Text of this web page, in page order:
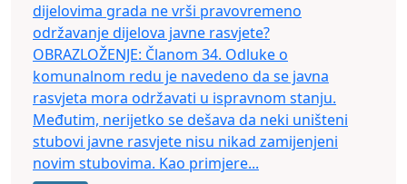
dijelovima grada ne vrši pravovremeno
održavanje dijelova javne rasvjete?
OBRAZLOŽENJE: Članom 34. Odluke o
komunalnom redu je navedeno da se javna
rasvjeta mora održavati u ispravnom stanju.
Međutim, nerijetko se dešava da neki uništeni
stubovi javne rasvjete nisu nikad zamijenjeni
novim stubovima. Kao primjere...